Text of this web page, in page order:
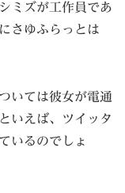
ミズが工作員であ
さゆふらっとは
いては彼女が電通
いえば、ツイッタ
いるのでしょ